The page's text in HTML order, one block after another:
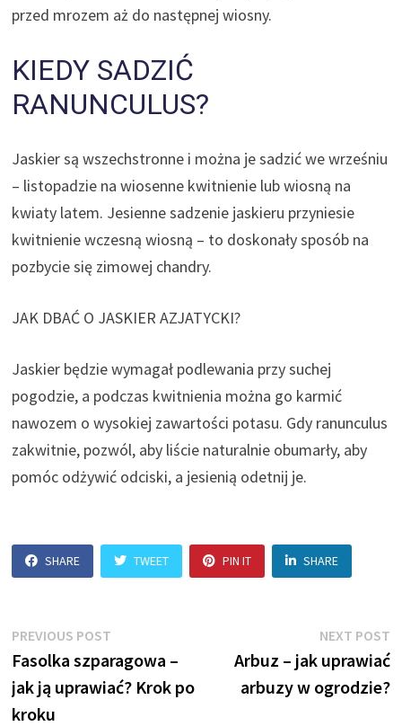
przed mrozem aż do następnej wiosny.
KIEDY SADZIĆ
RANUNCULUS?
Jaskier są wszechstronne i można je sadzić we wrześniu
– listopadzie na wiosenne kwitnienie lub wiosną na
kwiaty latem. Jesienne sadzenie jaskieru przyniesie
kwitnienie wczesną wiosną – to doskonały sposób na
pozbycie się zimowej chandry.
JAK DBAĆ O JASKIER AZJATYCKI?
Jaskier będzie wymagał podlewania przy suchej
pogodzie, a podczas kwitnienia można go karmić
nawozem o wysokiej zawartości potasu. Gdy ranunculus
zakwitnie, pozwól, aby liście naturalnie obumarły, aby
pomóc odżywić odciski, a jesienią odetnij je.
SHARE TWEET PIN IT SHARE
Nawigacja
wpisu
PREVIOUS POST
post:
Fasolka szparagowa –
jak ją uprawiać? Krok po
kroku
NEXT POST
Arbuz – jak uprawiać
arbuzy w ogrodzie?